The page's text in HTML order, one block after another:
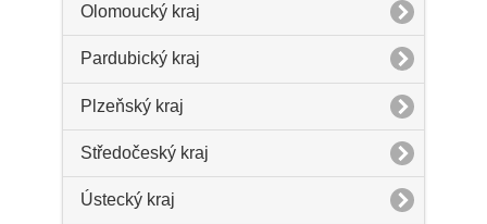
Olomoucký kraj
Pardubický kraj
Plzeňský kraj
Středočeský kraj
Ústecký kraj